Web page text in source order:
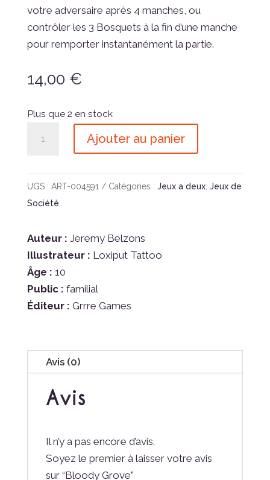
votre adversaire après 4 manches, ou
contrôler les 3 Bosquets à la fin d’une manche
pour remporter instantanément la partie.
14,00 €
Plus que 2 en stock
Grove
Ajouter au panier
UGS : ART-004591 Catégories : Jeux a deux, Jeux de
Société
Auteur : Jeremy Belzons
Illustrateur : Loxiput Tattoo
Âge : 10
Public : familial
Éditeur : Grrre Games
Avis (0)
Avis
Il n’y a pas encore d’avis.
Soyez le premier à laisser votre avis
sur “Bloody Grove”